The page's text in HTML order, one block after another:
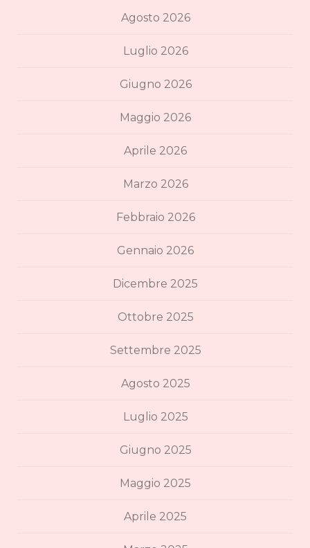
Agosto 2026
Luglio 2026
Giugno 2026
Maggio 2026
Aprile 2026
Marzo 2026
Febbraio 2026
Gennaio 2026
Dicembre 2025
Ottobre 2025
Settembre 2025
Agosto 2025
Luglio 2025
Giugno 2025
Maggio 2025
Aprile 2025